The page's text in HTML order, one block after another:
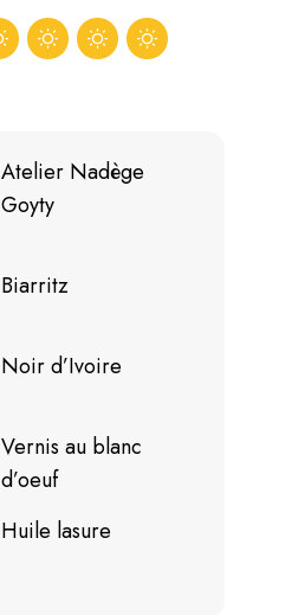
Atelier Nadège
Goyty
Biarritz
Noir d’Ivoire
Vernis au blanc
d’oeuf
Huile lasure